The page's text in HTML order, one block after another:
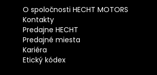
O spoločnosti HECHT MOTORS
Kontakty
Predajne HECHT
Predajné miesta
Kariéra
Etický kódex